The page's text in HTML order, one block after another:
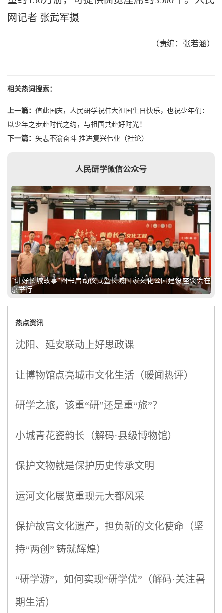
网记者 张武军摄
（责编：张若涵）
相关热词搜索：
上一篇： 值此国庆，人民研学祝伟大祖国生日快乐，也祝少年们：
以少年之步赴时代之约，与祖国共赴好时光！
下一篇： 矢志不渝奋斗 推进复兴伟业（社论）
人民研学微信公众号
“讲好长城故事”图书启动仪式暨长城国家文化公园建设座谈会在
京举行
热点资讯
沈阳、延安联动上好思政课
让博物馆点亮城市文化生活（暖闻热评）
研学之旅，该重“研”还是重“旅”？
小城青花瓷韵长（解码·县级博物馆）
保护文物就是保护历史传承文明
运河文化展览重现元大都风采
保护故宫文化遗产，担负新的文化使命（坚
持“两创” 铸就辉煌）
“研学游”，如何实现“研学优”（解码·关注暑
期生活）